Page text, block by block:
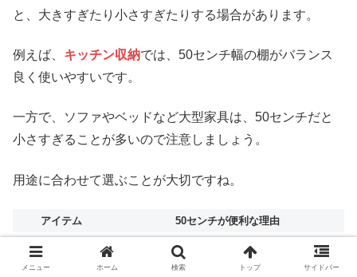
と、大きすぎたり小さすぎたりする場合があります。
例えば、 キッチン収納では、50センチ幅の棚がバランス
良く使いやすいです。
一方で、ソファやベッドなど大型家具は、50センチだと
小さすぎることが多いので注意しましょう。
用途に合わせて選ぶことが大切ですね。
アイテム
50センチが便利な理由
収納棚
省スペースで収納力を確保
クッション
インテリアにちょうどいい存在感
メニュー ホーム 検索 トップ サイドバー